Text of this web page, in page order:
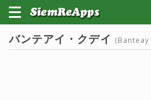
バンテアイ・クデイ